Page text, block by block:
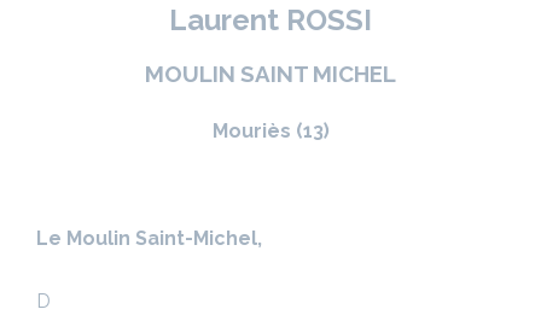
Laurent ROSSI
MOULIN SAINT MICHEL
Mouriès (13)
Le Moulin Saint-Michel,
D